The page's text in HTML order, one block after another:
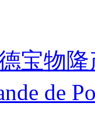
宝物隆
de